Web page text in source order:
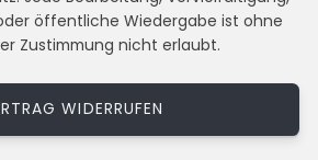
öffentliche Wiedergabe ist ohne
Zustimmung nicht erlaubt.
WIDERRUFEN